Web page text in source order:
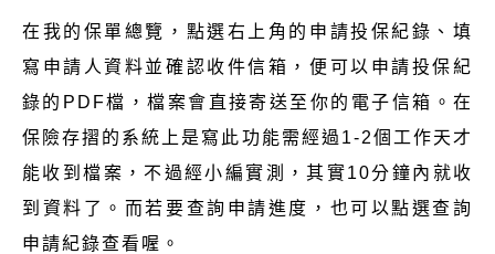
在我的保單總覽，點選右上角的申請投保紀錄、填
寫申請人資料並確認收件信箱，便可以申請投保紀
錄的PDF檔，檔案會直接寄送至你的電子信箱。在
保險存摺的系統上是寫此功能需經過1-2個工作天才
能收到檔案，不過經小編實測，其實10分鐘內就收
到資料了。而若要查詢申請進度，也可以點選查詢
申請紀錄查看喔。